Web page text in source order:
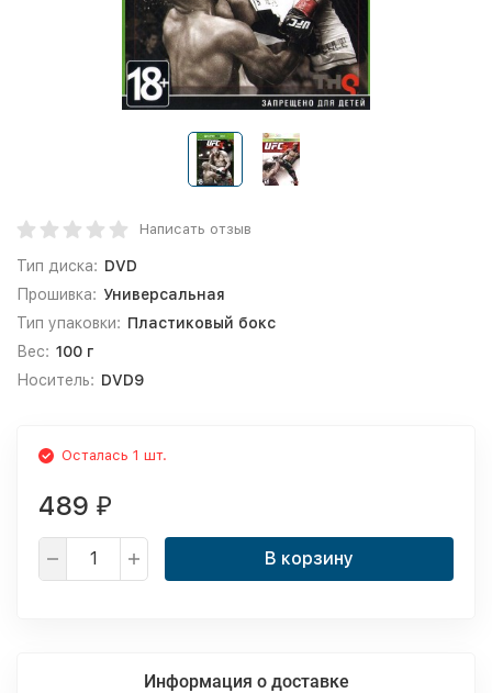
Написать отзыв
Тип диска: DVD
Прошивка: Универсальная
Тип упаковки: Пластиковый бокс
Вес: 100 г
Носитель: DVD9
Осталась 1 шт.
489 ₽
В корзину
Информация о доставке